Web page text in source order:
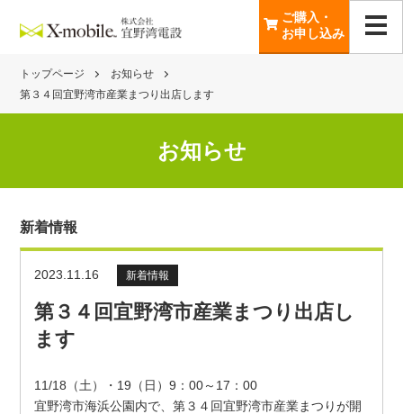
ご購入・
お申し込み
トップページ
お知らせ
第３４回宜野湾市産業まつり出店します
お知らせ
新着情報
2023.11.16 新着情報
第３４回宜野湾市産業まつり出店し
ます
11/18（土）・19（日）9：00～17：00
宜野湾市海浜公園内で、第３４回宜野湾市産業まつりが開